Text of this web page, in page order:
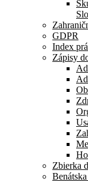
GDPR
Index
Zápisy
Zbierka